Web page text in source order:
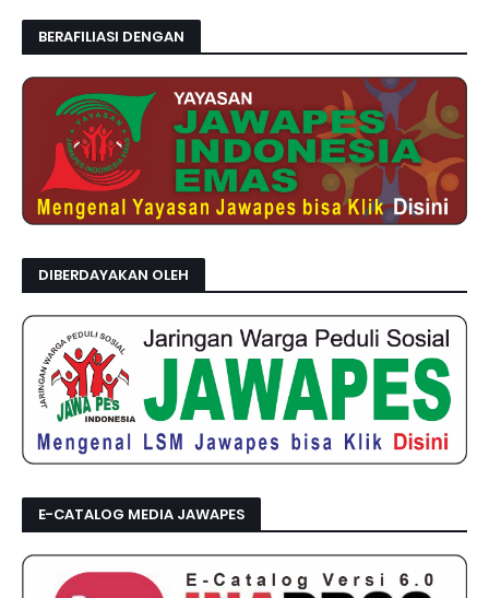
BERAFILIASI DENGAN
DIBERDAYAKAN OLEH
E-CATALOG MEDIA JAWAPES